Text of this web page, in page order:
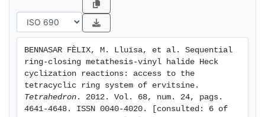
BENNASAR FÈLIX, M. Lluïsa, et al. Sequential
ring-closing metathesis-vinyl halide Heck
cyclization reactions: access to the
Tetrahedron . 2012. Vol. 68, num. 24, pags.
4641-4648. ISSN 0040-4020. [consulted: 6 of